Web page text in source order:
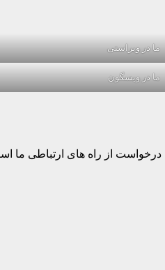
ما در ویراستی
ما در ویسگون
درخواست از راه های ارتباطی ما